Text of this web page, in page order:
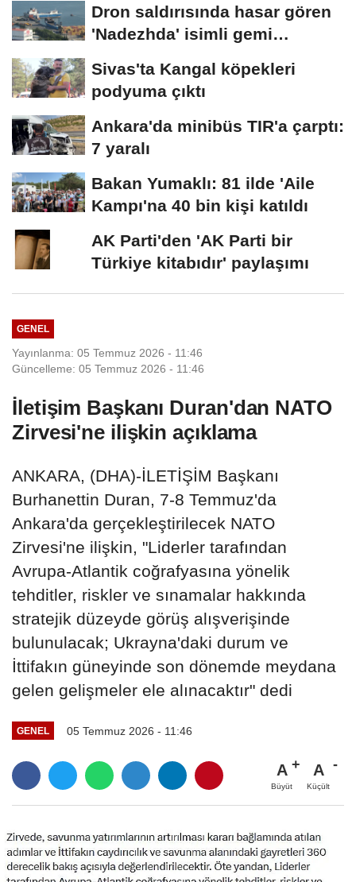
Dron saldırısında hasar gören
'Nadezhda' isimli gemi
Sivas'ta Kangal köpekleri
podyuma çıktı
Ankara'da minibüs TIR'a çarptı:
7 yaralı
Bakan Yumaklı: 81 ilde 'Aile
Kampı'na 40 bin kişi katıldı
AK Parti'den 'AK Parti bir
Türkiye kitabıdır' paylaşımı
GENEL
Yayınlanma: 05 Temmuz 2026 - 11:46
Güncelleme: 05 Temmuz 2026 - 11:46
İletişim Başkanı Duran'dan NATO
Zirvesi'ne ilişkin açıklama
ANKARA, (DHA)-İLETİŞİM Başkanı
Burhanettin Duran, 7-8 Temmuz'da
Ankara'da gerçekleştirilecek NATO
Zirvesi'ne ilişkin, "Liderler tarafından
Avrupa-Atlantik coğrafyasına yönelik
tehditler, riskler ve sınamalar hakkında
stratejik düzeyde görüş alışverişinde
bulunulacak; Ukrayna'daki durum ve
İttifakın güneyinde son dönemde meydana
gelen gelişmeler ele alınacaktır" dedi
GENEL 05 Temmuz 2026 - 11:46
A
Büyüt
A
Küçült